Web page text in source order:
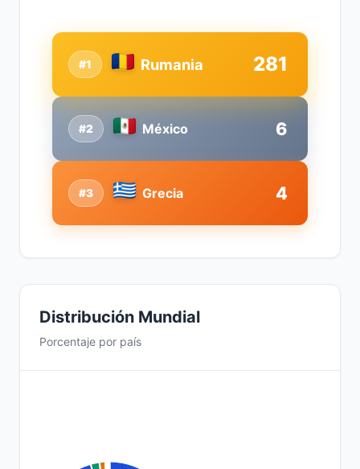
#2 México 6
#1 Rumania 281
#3 Grecia 4
Distribución Mundial
Porcentaje por país